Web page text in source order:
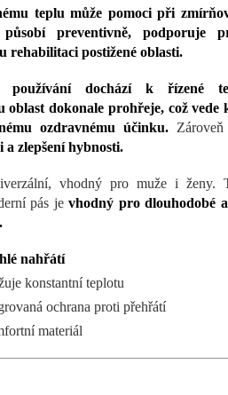
teplu může pomoci při
působí preventivně, podporuje
rehabilitaci postižené oblasti.
dochází k řízené
oblast dokonale prohřeje, což
ozdravnému účinku.
a zlepšení hybnosti.
vhodný pro muže i ženy.
pás jevhodný pro dlouhodobé
nahřátí
konstantní teplotu
ochrana proti přehřátí
materiál